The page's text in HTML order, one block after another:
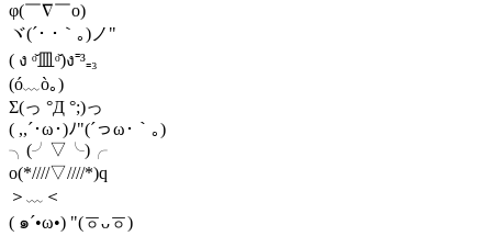
φ(￣∇￣o)
ヾ(´･ ･｀｡)ノ"
( ง ᵒ̌皿ᵒ̌)ง⁼³₌₃
(ó﹏ò｡)
Σ(っ °Д °;)っ
( ,,´･ω･)ﾉ"(´っω･｀｡)
╮(╯▽╰)╭
o(*////▽////*)q
＞﹏＜
( ๑´•ω•) "(ㆆᴗㆆ)